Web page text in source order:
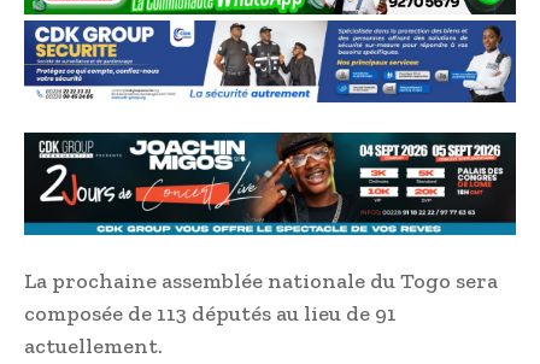
La prochaine assemblée nationale du Togo sera
composée de 113 députés au lieu de 91
actuellement.